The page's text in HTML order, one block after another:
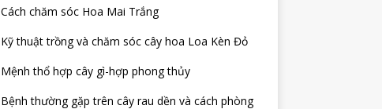
Cách chăm sóc Hoa Mai Trắng
Kỹ thuật trồng và chăm sóc cây hoa Loa Kèn Đỏ
Mệnh thổ hợp cây gì-hợp phong thủy
Bệnh thường gặp trên cây rau dền và cách phòng